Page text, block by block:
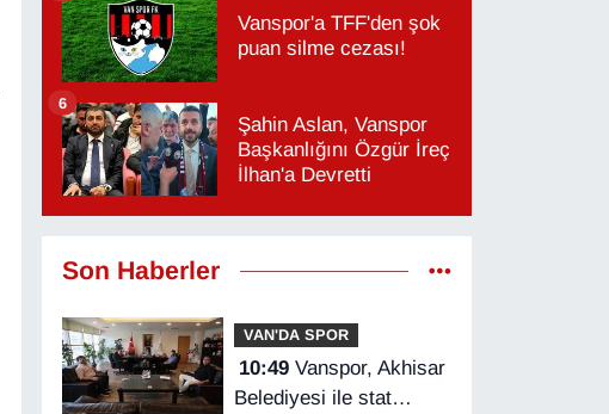
Vanspor'a TFF'den şok
puan silme cezası!
Şahin Aslan, Vanspor
Başkanlığını Özgür İreç
İlhan'a Devretti
6
Son Haberler
VAN'DA SPOR
10:49Vanspor, Akhisar
Belediyesi ile stat